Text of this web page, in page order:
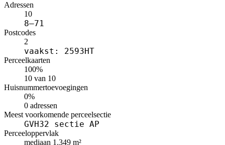
Adressen
10
8–71
Postcodes
2
vaakst: 2593HT
Perceelkaarten
100%
10 van 10
Huisnummertoevoegingen
0%
0 adressen
Meest voorkomende perceelsectie
GVH32 sectie AP
Perceeloppervlak
mediaan 1.349 m²